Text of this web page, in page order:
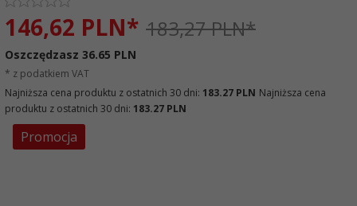
146,62 PLN* 183,27 PLN*
Oszczędzasz 36.65 PLN
* z podatkiem VAT
Najniższa cena produktu z ostatnich 30 dni: 183.27 PLN Najniższa cena
produktu z ostatnich 30 dni: 183.27 PLN
Promocja